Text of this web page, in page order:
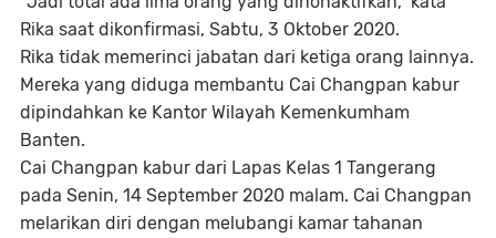
Rika saat dikonfirmasi, Sabtu, 3 Oktober 2020.
Rika tidak memerinci jabatan dari ketiga orang lainnya.
Mereka yang diduga membantu Cai Changpan kabur
dipindahkan ke Kantor Wilayah Kemenkumham
Banten.
Cai Changpan kabur dari Lapas Kelas 1 Tangerang
pada Senin, 14 September 2020 malam. Cai Changpan
melarikan diri dengan melubangi kamar tahanan